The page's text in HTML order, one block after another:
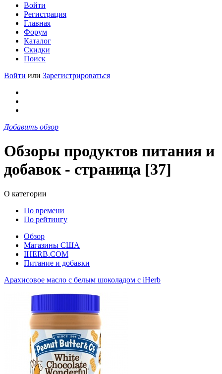
Войти
Регистрация
Главная
Форум
Каталог
Скидки
Поиск
Войти или Зарегистрироваться
Добавить обзор
Обзоры продуктов питания и
добавок - страница [37]
О категории
По времени
По рейтингу
Обзор
Магазины США
IHERB.COM
Питание и добавки
Арахисовое масло с белым шоколадом с iHerb